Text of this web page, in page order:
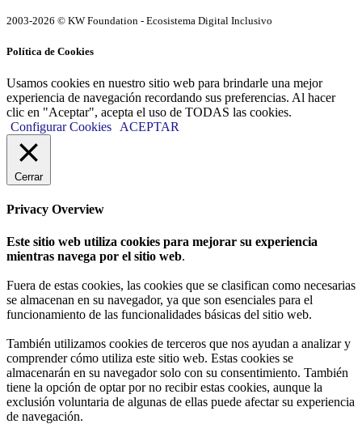
2003-2026 © KW Foundation - Ecosistema Digital Inclusivo
Política de Cookies
Usamos cookies en nuestro sitio web para brindarle una mejor
experiencia de navegación recordando sus preferencias. Al hacer
clic en "Aceptar", acepta el uso de TODAS las cookies.
Configurar Cookies
ACEPTAR
Cerrar
Privacy Overview
Este sitio web utiliza cookies para mejorar su experiencia
mientras navega por el sitio web.
Fuera de estas cookies, las cookies que se clasifican como necesarias
se almacenan en su navegador, ya que son esenciales para el
funcionamiento de las funcionalidades básicas del sitio web.
También utilizamos cookies de terceros que nos ayudan a analizar y
comprender cómo utiliza este sitio web. Estas cookies se
almacenarán en su navegador solo con su consentimiento. También
tiene la opción de optar por no recibir estas cookies, aunque la
exclusión voluntaria de algunas de ellas puede afectar su experiencia
de navegación.